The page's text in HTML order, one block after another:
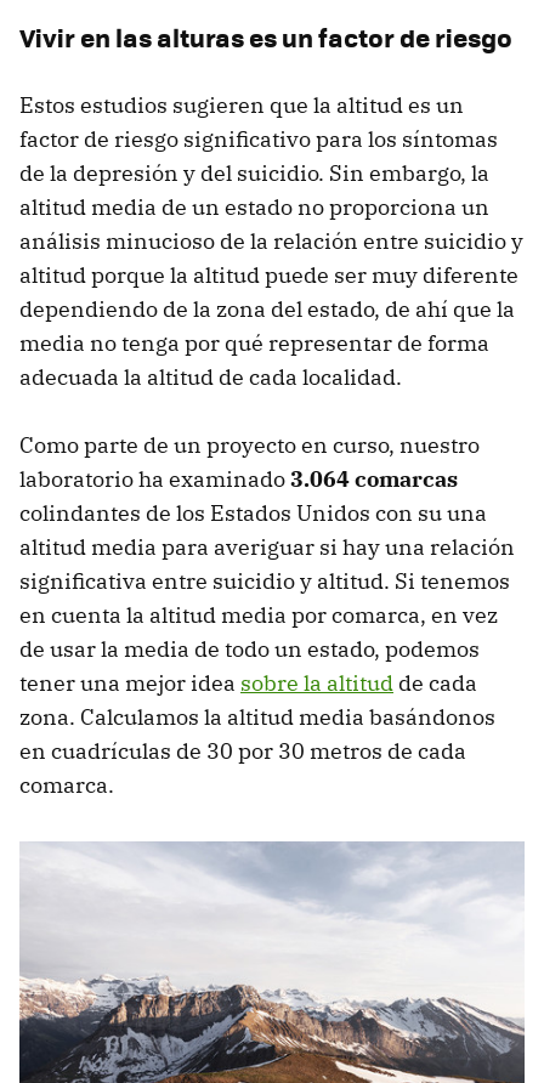
Vivir en las alturas es un factor de riesgo
Estos estudios sugieren que la altitud es un
factor de riesgo significativo para los síntomas
de la depresión y del suicidio. Sin embargo, la
altitud media de un estado no proporciona un
análisis minucioso de la relación entre suicidio y
altitud porque la altitud puede ser muy diferente
dependiendo de la zona del estado, de ahí que la
media no tenga por qué representar de forma
adecuada la altitud de cada localidad.
Como parte de un proyecto en curso, nuestro
laboratorio ha examinado3.064 comarcas
colindantes de los Estados Unidos con su una
altitud media para averiguar si hay una relación
significativa entre suicidio y altitud. Si tenemos
en cuenta la altitud media por comarca, en vez
de usar la media de todo un estado, podemos
tener una mejor idea sobre la altitud de cada
zona. Calculamos la altitud media basándonos
en cuadrículas de 30 por 30 metros de cada
comarca.